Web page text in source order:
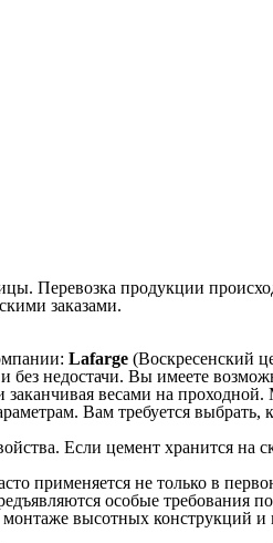
Перевозка продукции
заказами.
Lafarge (Воскресенский
недостачи. Вы имеете
весами на
Вам требуется выбрать,
Если цемент хранится на
применяется не только в
особые требования
монтаже высотных конструкций и